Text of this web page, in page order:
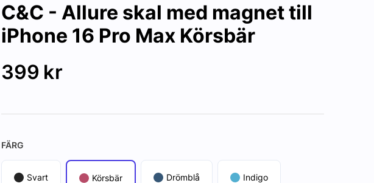
C&C - Allure skal med magnet till
iPhone 16 Pro Max Körsbär
399 kr
FÄRG
Svart Körsbär Drömblå Indigo